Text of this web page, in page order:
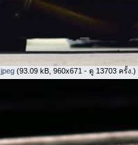
(93.09 kB, 960x671 - ดู 13703 ครั้ง.)